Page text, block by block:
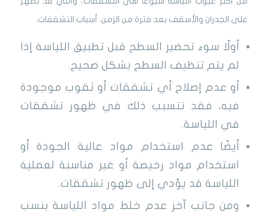
على الجدران والأسقف بعد فترة من الزمن. أسباب التشققات:
أولًا سوء تحضير السطح قبل تطبيق اللياسة إذا
لم يتم تنظيف السطح بشكل صحيح.
أو عدم إصلاح أي تشققات أو ثقوب موجودة
فيه، فقد تتسبب ذلك في ظهور تشققات
في اللياسة.
أيضًا عدم استخدام مواد عالية الجودة أو
استخدام مواد رخيصة أو غير مناسبة لعملية
اللياسة قد يؤدي إلى ظهور تشققات.
ومن جانب آخر عدم خلط مواد اللياسة بنسب